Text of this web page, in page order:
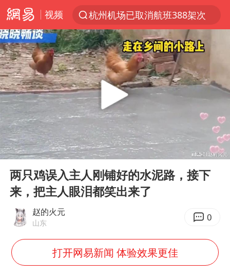
视频
杭州机场已取消航班388架次
《披荆斩棘2026》阵容官宣
白海豚北上或致京津冀暴雨
上海有出现龙卷潜势
王艺迪无缘横滨赛决赛
上门女婿出轨女邻居多年被判重婚罪
2025年小学教师减少13.19万
韩军前线部队连曝丑闻
Play
00:00
两只鸡误入主人刚铺好的水泥路，接下
来，把主人眼泪都笑出来了
赵的火元
山东 0
打开网易新闻 体验效果更佳